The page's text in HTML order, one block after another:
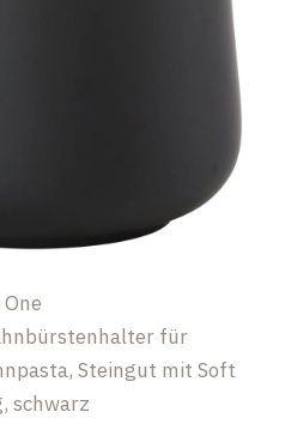
für
Steingut mit Soft
schwarz